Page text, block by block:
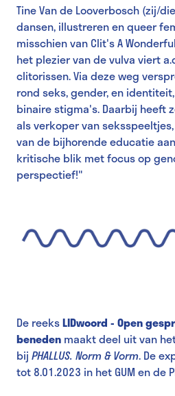
Tine Van de Looverbosch (zij/
dansen, illustreren en queer
misschien van Clit's A
het plezier van de vulva viert
clitorissen. Via deze weg
rond seks, gender, en
binaire stigma's. Daarbij heeft
als verkoper van
van de bijhorende educatie
kritische blik met focus op
perspectief!"
De reeksLIDwoord - Open
beneden maakt deel uit van
bij PHALLUS. Norm & Vorm. De
tot 8.01.2023 in het GUM en de